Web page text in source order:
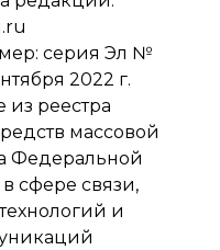
серия Эл №
2022 г.
из реестра
массовой
Федеральной
сфере связи,
и